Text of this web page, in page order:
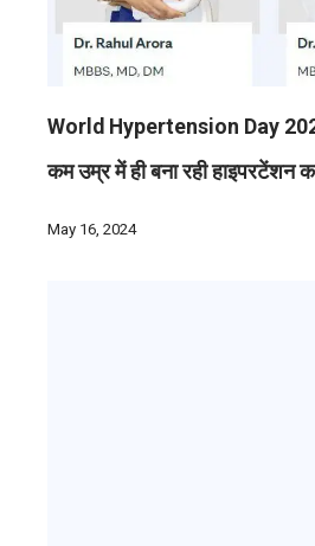
World Hypertension Day
कम उम्र में ही बना रही हाइपरटेंशन
May 16, 2024